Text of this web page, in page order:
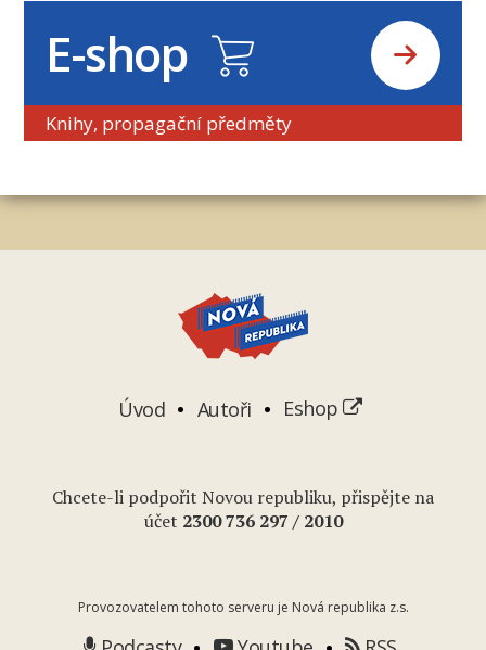
E-shop
Knihy, propagační předměty
Úvod Autoři Eshop
Chcete-li podpořit Novou republiku, přispějte na
účet 2300 736 297 / 2010
Provozovatelem tohoto serveru je Nová republika z.s.